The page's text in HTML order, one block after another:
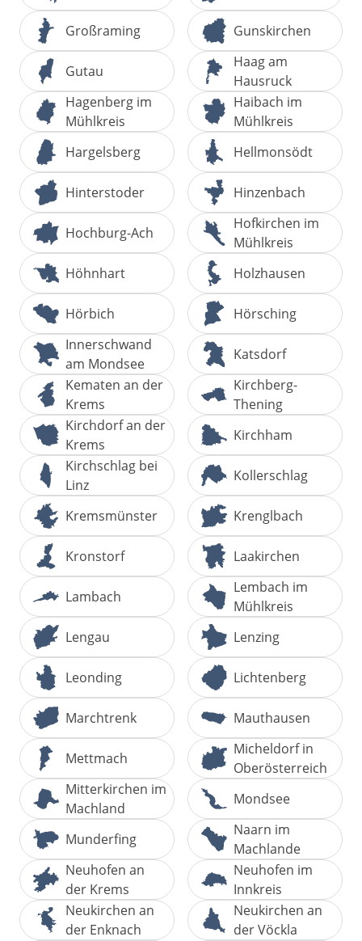
Großraming Gunskirchen
Gutau
Haag am
Hausruck
Hagenberg im
Mühlkreis
Haibach im
Mühlkreis
Hargelsberg
Hellmonsödt
Hinterstoder Hinzenbach
Hochburg-Ach
Hofkirchen im
Mühlkreis
Höhnhart
Holzhausen
Hörbich
Hörsching
Innerschwand
am Mondsee
Katsdorf
Kematen an der
Krems
Kirchberg-
Thening
Kirchdorf an der
Krems
Kirchham
Kirchschlag bei
Linz
Kollerschlag
Kremsmünster Krenglbach
Kronstorf Laakirchen
Lambach
Lembach im
Mühlkreis
Lengau
Lenzing
Leonding Lichtenberg
Marchtrenk Mauthausen
Mettmach
Micheldorf in
Oberösterreich
Mitterkirchen im
Machland
Mondsee
Munderfing
Naarn im
Machlande
Neuhofen an
der Krems
Neuhofen im
Innkreis
Neukirchen an
der Enknach
Neukirchen an
der Vöckla